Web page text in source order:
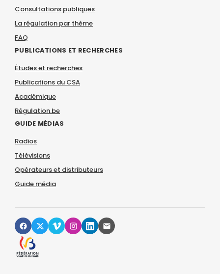
Consultations publiques
La régulation par thème
FAQ
PUBLICATIONS ET RECHERCHES
Études et recherches
Publications du CSA
Académique
Régulation.be
GUIDE MÉDIAS
Radios
Télévisions
Opérateurs et distributeurs
Guide média